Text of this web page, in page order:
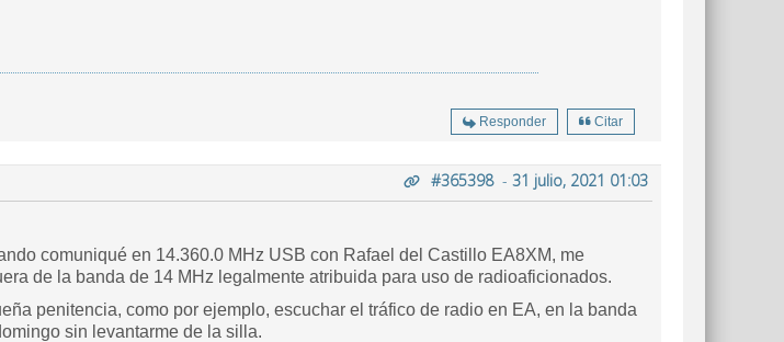
Responder Citar
#365398- 31 julio, 2021 01:03
comuniqué en 14.360.0 MHz USB con Rafael del Castillo EA8XM, me
de la banda de 14 MHz legalmente atribuida para uso de radioaficionados.
penitencia, como por ejemplo, escuchar el tráfico de radio en EA, en la banda
sin levantarme de la silla.